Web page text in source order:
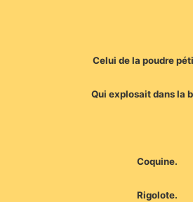
Celui de la poudre
Qui explosait dans la
Coquine.
Rigolote.